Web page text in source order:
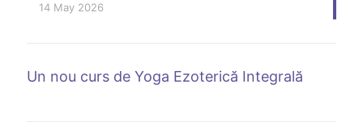
14 May 2026
Un nou curs de Yoga Ezoterică Integrală